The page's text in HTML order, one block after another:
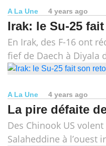
A La Une 4 years ago
Irak: le Su-25
En Irak, des F-16 ont
fief de Daech à Diyala
A La Une 4 years ago
La pire défaite
Des Chinook US
Salaheddine à l’ouest